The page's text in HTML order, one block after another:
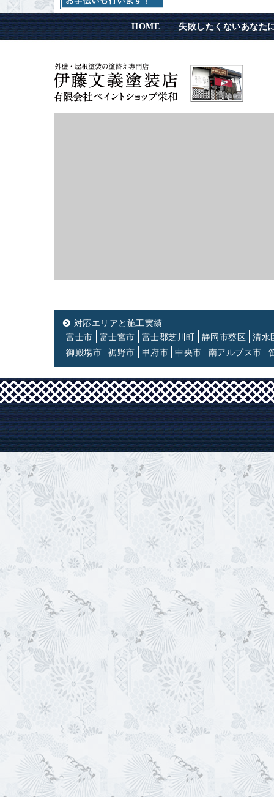
HOME 失敗したくないあなた
対応エリアと施工実績
富士市
富士宮市 富士郡芝川町 静岡市葵区
清水
御殿場市
裾野市 甲府市 中央市 南アルプス市